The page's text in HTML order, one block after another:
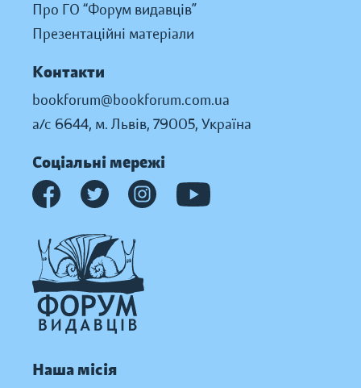
Про ГО “Форум видавців”
Презентаційні матеріали
Контакти
bookforum@bookforum.com.ua
а/с 6644, м. Львів, 79005, Україна
Соціальні мережі
Наша місія